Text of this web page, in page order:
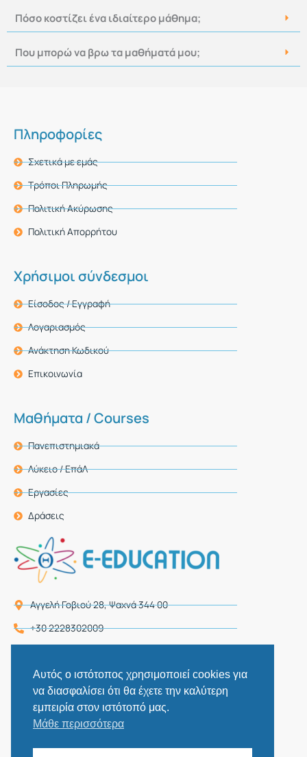
Πόσο κοστίζει ένα ιδιαίτερο μάθημα;
Που μπορώ να βρω τα μαθήματά μου;
Πληροφορίες
Σχετικά με εμάς
Τρόποι Πληρωμής
Πολιτική Ακύρωσης
Πολιτική Απορρήτου
Χρήσιμοι σύνδεσμοι
Είσοδος / Εγγραφή
Λογαριασμός
Ανάκτηση Κωδικού
Επικοινωνία
Μαθήματα / Courses
Πανεπιστημιακά
Λύκειο / ΕπάΛ
Εργασίες
Δράσεις
Αγγελή Γοβιού 28, Ψαχνά 344 00
+30 2228302009
themelio2009@gmail.com
I
n
s
a
Αυτός ο ιστότοπος χρησιμοποιεί cookies για
να διασφαλίσει ότι θα έχετε την καλύτερη
εμπειρία στον ιστότοπό μας.
Μάθε περισσότερα